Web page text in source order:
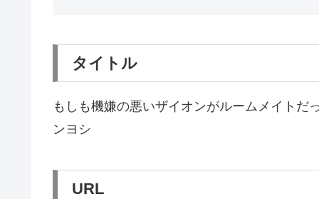
タイトル
もしも機嫌の悪いザイオンがルームメイト
ンヨシ
URL